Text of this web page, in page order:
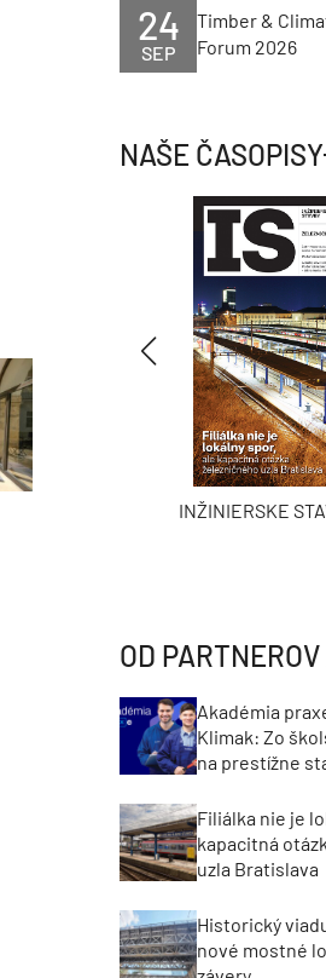
SEP
24
Timber &
Forum 2026
NAŠE ČASOPISY
INŽINIERSKE
OD
Akadémia
Klimak: Zo
na prestížne
Filiálka nie je
kapacitná
uzla Bratislava
Historický
nové mostné